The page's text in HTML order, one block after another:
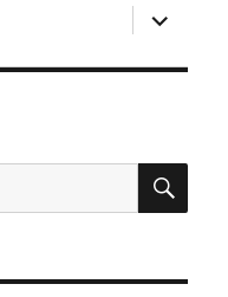
laienda